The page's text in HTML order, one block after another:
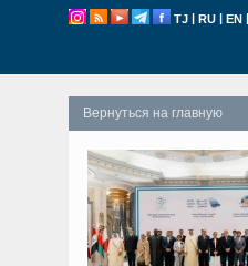
TJ | RU | EN |
Вернуться на главную